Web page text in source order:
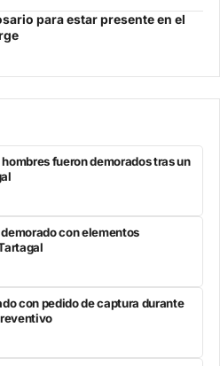
para estar presente en el
fueron demorados tras un
con elementos
con pedido de captura durante